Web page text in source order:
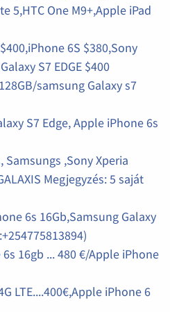
5,HTC One M9+,Apple iPad
6S $380,Sony
S7 EDGE $400
samsung Galaxy s7
S7 Edge, Apple iPhone 6s
,Sony Xperia
Megjegyzés: 5 saját
6s 16Gb,Samsung Galaxy
16gb ... 480 €/Apple iPhone
LTE....400€,Apple iPhone 6